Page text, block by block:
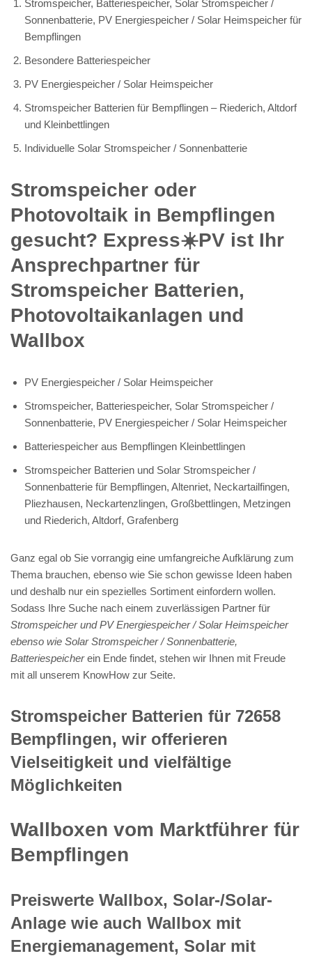
Stromspeicher, Batteriespeicher, Solar Stromspeicher /
Sonnenbatterie, PV Energiespeicher / Solar Heimspeicher für
Bempflingen
Besondere Batteriespeicher
PV Energiespeicher / Solar Heimspeicher
Stromspeicher Batterien für Bempflingen – Riederich, Altdorf
und Kleinbettlingen
Individuelle Solar Stromspeicher / Sonnenbatterie
Stromspeicher oder
Photovoltaik in Bempflingen
gesucht? Express☀️PV️ ist Ihr
Ansprechpartner für
Stromspeicher Batterien,
Photovoltaikanlagen und
Wallbox
PV Energiespeicher / Solar Heimspeicher
Stromspeicher, Batteriespeicher, Solar Stromspeicher /
Sonnenbatterie, PV Energiespeicher / Solar Heimspeicher
Batteriespeicher aus Bempflingen Kleinbettlingen
Stromspeicher Batterien und Solar Stromspeicher /
Sonnenbatterie für Bempflingen, Altenriet, Neckartailfingen,
Pliezhausen, Neckartenzlingen, Großbettlingen, Metzingen
und Riederich, Altdorf, Grafenberg
Ganz egal ob Sie vorrangig eine umfangreiche Aufklärung zum
Thema brauchen, ebenso wie Sie schon gewisse Ideen haben
und deshalb nur ein spezielles Sortiment einfordern wollen.
Sodass Ihre Suche nach einem zuverlässigen Partner für
Stromspeicher und PV Energiespeicher / Solar Heimspeicher
ebenso wie Solar Stromspeicher / Sonnenbatterie,
Batteriespeicherein Ende findet, stehen wir Ihnen mit Freude
mit all unserem KnowHow zur Seite.
Stromspeicher Batterien für 72658
Bempflingen, wir offerieren
Vielseitigkeit und vielfältige
Möglichkeiten
Wallboxen vom Marktführer für
Bempflingen
Preiswerte Wallbox, Solar-/Solar-
Anlage wie auch Wallbox mit
Energiemanagement, Solar mit